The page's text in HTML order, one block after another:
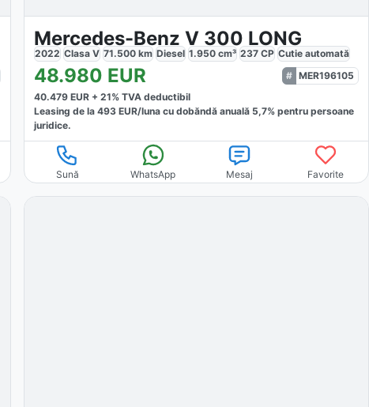
Mercedes-Benz V 300 LONG
2022 Clasa V 71.500km Diesel 1.950cm³ 237CP Cutie automată
48.980 EUR
MER196105
40.479EUR + 21% TVA deductibil
Leasing de la 493EUR/lunacu dobăndă anuală 5,7% pentru persoane
juridice.
Sună WhatsApp Mesaj Favorite